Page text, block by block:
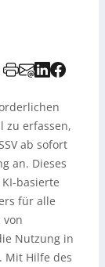
zu erfassen,
ab sofort
an. Dieses
KI-basierte
für alle
von
Nutzung in
Mit Hilfe des